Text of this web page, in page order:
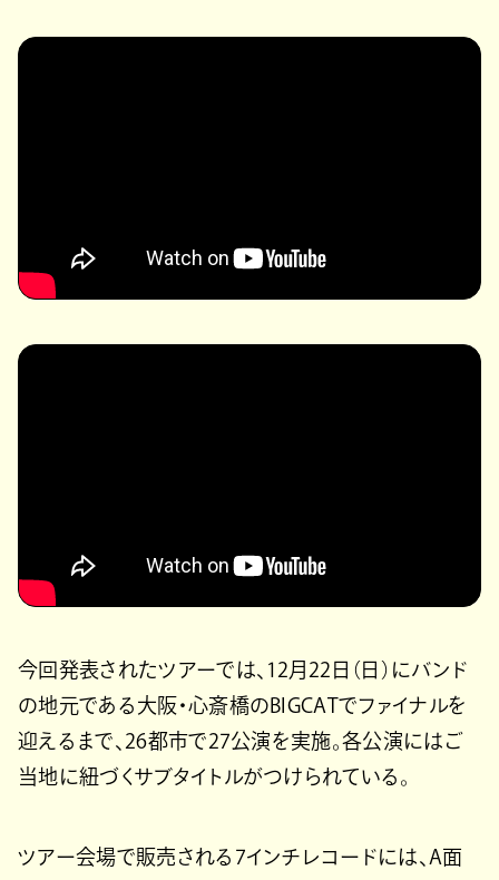
今回発表されたツアーでは、12月22日（日）にバンド
の地元である大阪・心斎橋のBIGCATでファイナルを
迎えるまで、26都市で27公演を実施。各公演にはご
当地に紐づくサブタイトルがつけられている。
ツアー会場で販売される7インチレコードには、A面